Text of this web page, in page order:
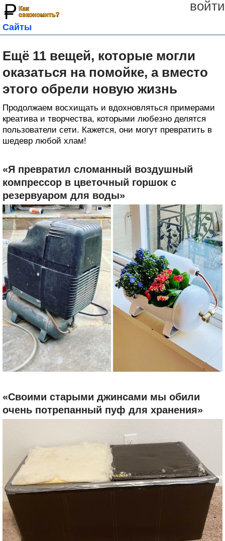
войти
Сайты
Ещё 11 вещей, которые могли
оказаться на помойке, а вместо
этого обрели новую жизнь
Продолжаем восхищать и вдохновляться примерами
креатива и творчества, которыми любезно делятся
пользователи сети. Кажется, они могут превратить в
шедевр любой хлам!
«Я превратил сломанный воздушный
компрессор в цветочный горшок с
резервуаром для воды»
«Своими старыми джинсами мы обили
очень потрепанный пуф для хранения»